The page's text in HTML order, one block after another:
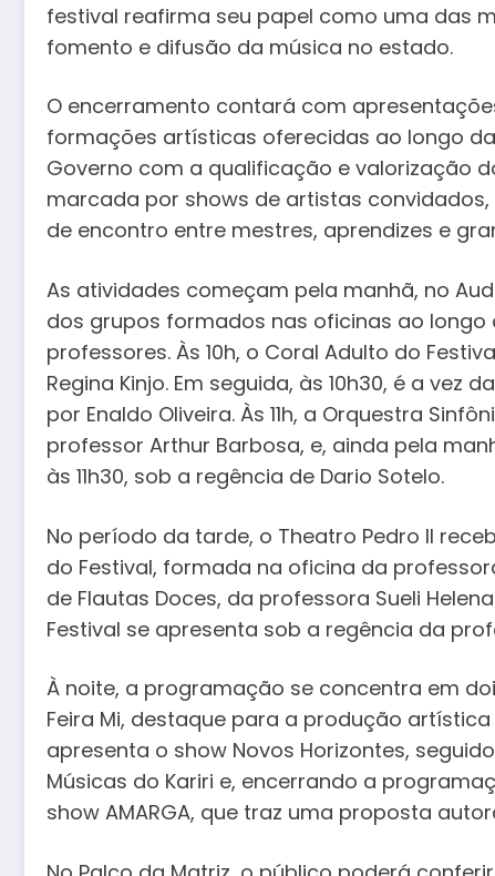
festival reafirma seu papel como uma das
fomento e difusão da música no estado.
O encerramento contará com
formações artísticas oferecidas ao longo
Governo com a qualificação e valorização
marcada por shows de artistas
de encontro entre mestres, aprendizes e
As atividades começam pela manhã, no
dos grupos formados nas oficinas ao
professores. Às 10h, o Coral Adulto do
Regina Kinjo. Em seguida, às 10h30, é a vez
por Enaldo Oliveira. Às 11h, a Orquestra
professor Arthur Barbosa, e, ainda pela
às 11h30, sob a regência de Dario Sotelo.
No período da tarde, o Theatro Pedro II
do Festival, formada na oficina da
de Flautas Doces, da professora Sueli
Festival se apresenta sob a regência da
À noite, a programação se concentra em
Feira Mi, destaque para a produção
apresenta o show Novos Horizontes,
Músicas do Kariri e, encerrando a
show AMARGA, que traz uma proposta